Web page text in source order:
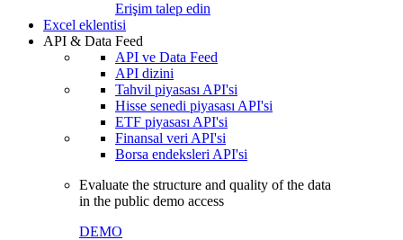
Erişim talep edin
Excel eklentisi
API & Data Feed
API ve Data Feed
API dizini
Tahvil piyasası API'si
Hisse senedi piyasası API'si
ETF piyasası API'si
Finansal veri API'si
Borsa endeksleri API'si
Evaluate the structure and quality of the data
in the public demo access
DEMO